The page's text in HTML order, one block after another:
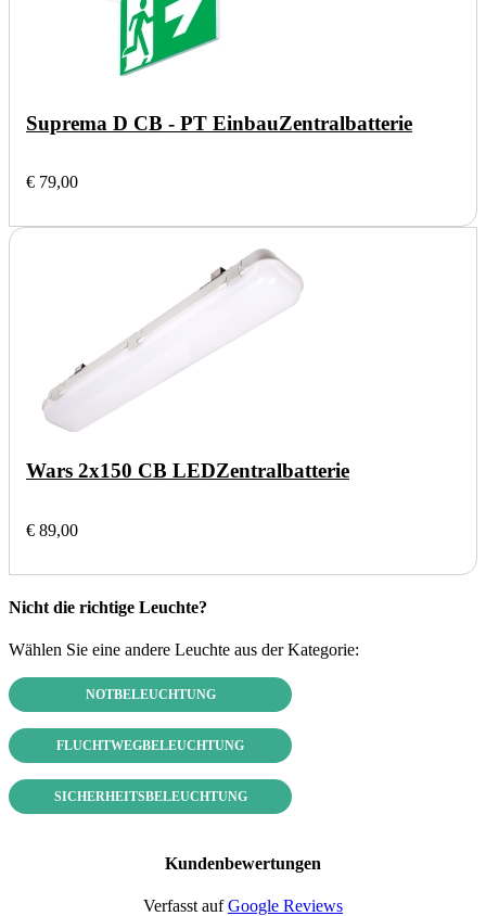
Suprema D CB - PT EinbauZentralbatterie
€ 79,00
Wars 2x150 CB LEDZentralbatterie
€ 89,00
Nicht die richtige Leuchte?
Wählen Sie eine andere Leuchte aus der Kategorie:
NOTBELEUCHTUNG
FLUCHTWEGBELEUCHTUNG
SICHERHEITSBELEUCHTUNG
Kundenbewertungen
Verfasst aufGoogle Reviews